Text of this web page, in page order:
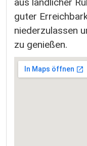
aus ländlicher
guter
niederzulassen
zu genießen.